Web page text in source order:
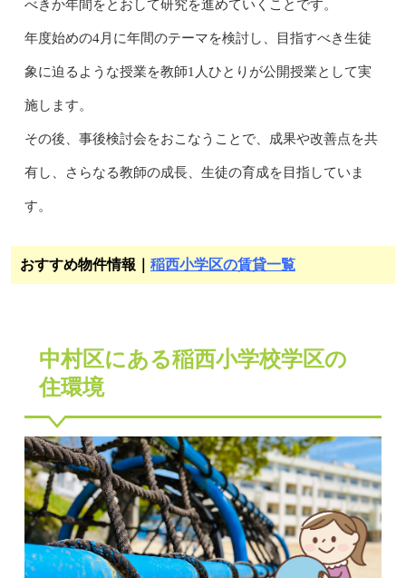
べきか年間をとおして研究を進めていくことです。
年度始めの4月に年間のテーマを検討し、目指すべき生徒
象に迫るような授業を教師1人ひとりが公開授業として実
施します。
その後、事後検討会をおこなうことで、成果や改善点を共
有し、さらなる教師の成長、生徒の育成を目指していま
す。
おすすめ物件情報｜ 稲西小学区の賃貸一覧
中村区にある稲西小学校学区の
住環境